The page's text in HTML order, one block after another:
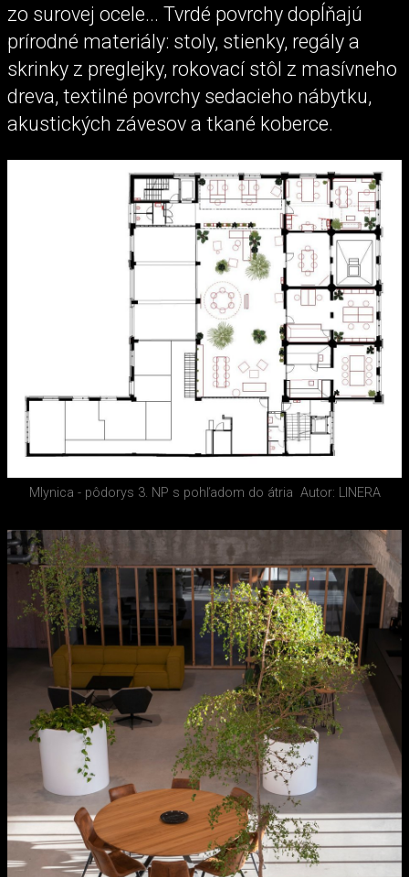
zo surovej ocele... Tvrdé povrchy dopĺňajú
prírodné materiály: stoly, stienky, regály a
skrinky z preglejky, rokovací stôl z masívneho
dreva, textilné povrchy sedacieho nábytku,
akustických závesov a tkané koberce.
Mlynica - pôdorys 3. NP s pohľadom do átria Autor: LINERA